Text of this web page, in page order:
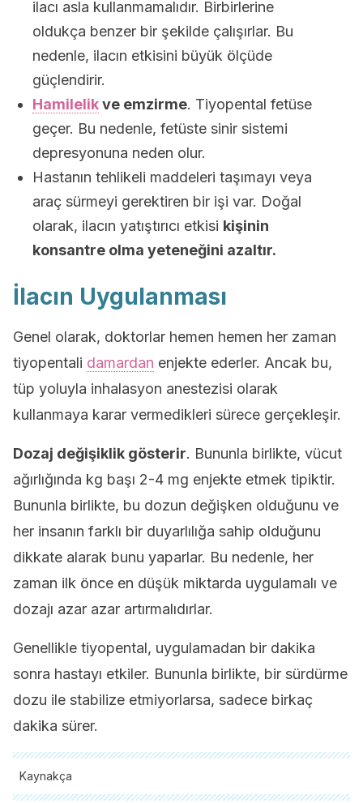
ilacı asla kullanmamalıdır. Birbirlerine
oldukça benzer bir şekilde çalışırlar. Bu
nedenle, ilacın etkisini büyük ölçüde
güçlendirir.
Hamilelikve emzirme. Tiyopental fetüse
geçer. Bu nedenle, fetüste sinir sistemi
depresyonuna neden olur.
Hastanın tehlikeli maddeleri taşımayı veya
araç sürmeyi gerektiren bir işi var. Doğal
olarak, ilacın yatıştırıcı etkisi kişinin
konsantre olma yeteneğini azaltır.
İlacın Uygulanması
Genel olarak, doktorlar hemen hemen her zaman
tiyopentali damardan enjekte ederler. Ancak bu,
tüp yoluyla inhalasyon anestezisi olarak
kullanmaya karar vermedikleri sürece gerçekleşir.
Dozaj değişiklik gösterir. Bununla birlikte, vücut
ağırlığında kg başı 2-4 mg enjekte etmek tipiktir.
Bununla birlikte, bu dozun değişken olduğunu ve
her insanın farklı bir duyarlılığa sahip olduğunu
dikkate alarak bunu yaparlar. Bu nedenle, her
zaman ilk önce en düşük miktarda uygulamalı ve
dozajı azar azar artırmalıdırlar.
Genellikle tiyopental, uygulamadan bir dakika
sonra hastayı etkiler. Bununla birlikte, bir sürdürme
dozu ile stabilize etmiyorlarsa, sadece birkaç
dakika sürer.
Kaynakça
Tüm alıntı yapılan kaynaklar, kalitelerini, güvenilirliklerini,